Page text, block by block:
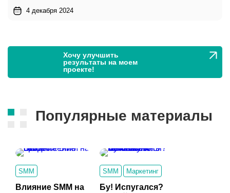
4 декабря 2024
Хочу улучшить
результаты на моем
проекте!
Популярные материалы
SMM
Влияние SMM на
SMM Маркетинг
Бу! Испугался?